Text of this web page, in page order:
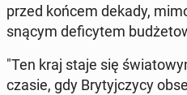
przed końcem dekady,
sną­cym de­fi­cy­tem
"Ten kraj staje się
czasie, gdy Bry­tyj­czy­cy